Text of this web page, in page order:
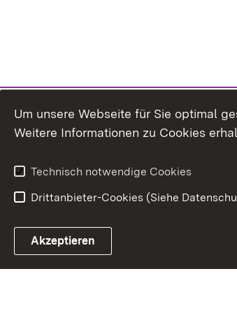
Um unsere Webseite für Sie optimal
Weitere Informationen zu Cookies
Technisch notwendige Cookies
Drittanbieter-Cookies (Siehe
Akzeptieren